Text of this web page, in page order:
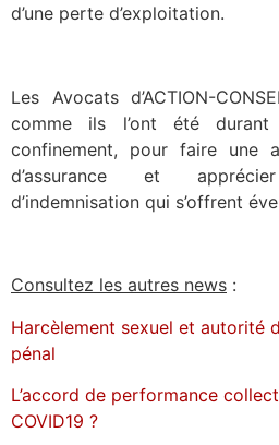
d’une perte d’exploitation.
Les Avocats d’ACTION-
comme ils l’ont été
confinement, pour faire une
d’assurance et
d’indemnisation qui s’offrent
Consultez les autres news :
Harcèlement sexuel et autorité
pénal
L’accord de performance
COVID19 ?